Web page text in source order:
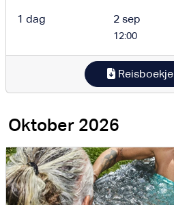
1 dag 2 sep
12:00
Reisboekje
Oktober 2026